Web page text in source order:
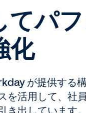
てパ
化
が提供する
を活用して、社